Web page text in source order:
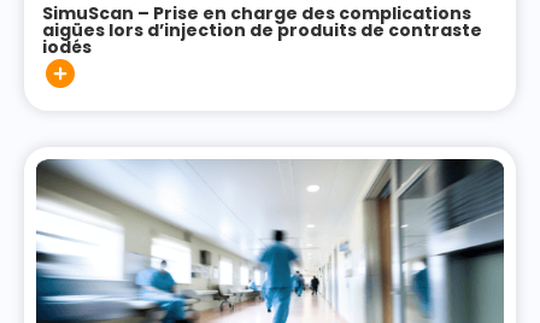
SimuScan – Prise en charge des complications
aigües lors d’injection de produits de contraste
iodés